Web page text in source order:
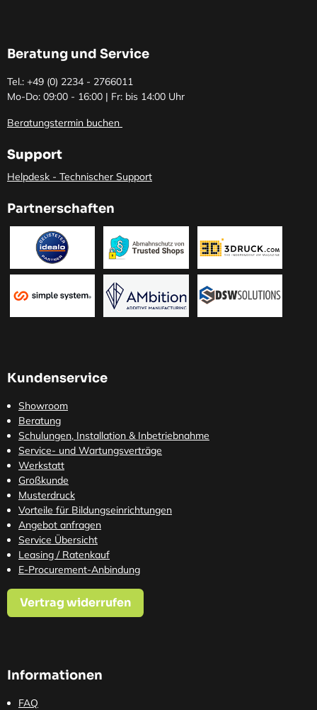
Beratung und Service
Tel.: +49 (0) 2234 - 2766011
Mo-Do: 09:00 - 16:00 | Fr: bis 14:00 Uhr
Beratungstermin buchen
Support
Helpdesk - Technischer Support
Partnerschaften
Kundenservice
Showroom
Beratung
Schulungen, Installation & Inbetriebnahme
Service- und Wartungsverträge
Werkstatt
Großkunde
Musterdruck
Vorteile für Bildungseinrichtungen
Angebot anfragen
Service Übersicht
Leasing / Ratenkauf
E-Procurement-Anbindung
Vertrag widerrufen
Informationen
FAQ